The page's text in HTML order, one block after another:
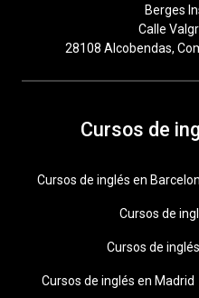
Berges
Calle
28108 Alcobendas,
Cursos de
Cursos de inglés en
Cursos de
Cursos de
Cursos de inglés en Madrid